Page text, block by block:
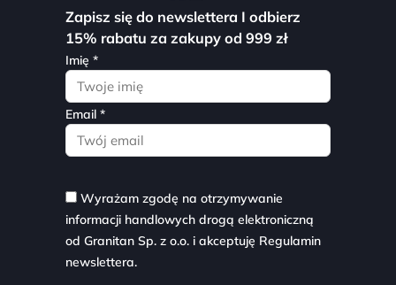
Zapisz się do newslettera I odbierz
15% rabatu za zakupy od 999 zł
Imię *
Email *
Wyrażam zgodę na otrzymywanie
informacji handlowych drogą elektroniczną
od Granitan Sp. z o.o. i akceptuję Regulamin
newslettera.